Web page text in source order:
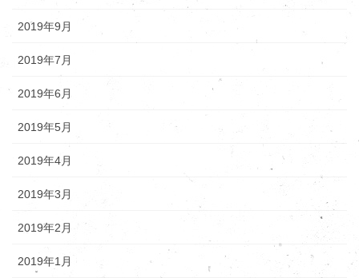
2019年9月
2019年7月
2019年6月
2019年5月
2019年4月
2019年3月
2019年2月
2019年1月